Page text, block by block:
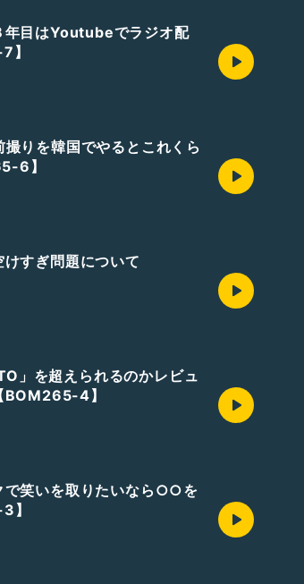
年目はYoutubeでラジオ配
】
撮りを韓国でやるとこれくら
6】
すぎ問題について
」を超えられるのかレビュ
BOM265-4】
で笑いを取りたいなら○○を
】